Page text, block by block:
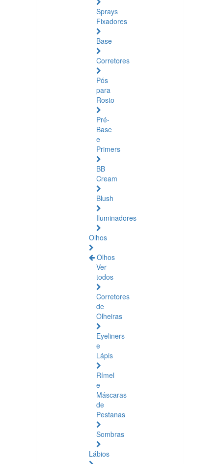
Sprays
Fixadores
Base
Corretores
Pós
para
Rosto
Pré-
Base
e
Primers
BB
Cream
Blush
Iluminadores
Olhos
Olhos
Ver
todos
Corretores
de
Olheiras
Eyeliners
e
Lápis
Rímel
e
Máscaras
de
Pestanas
Sombras
Lábios